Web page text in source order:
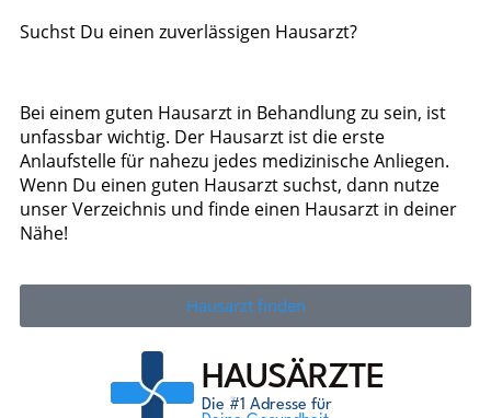
Suchst Du einen zuverlässigen Hausarzt?
Bei einem guten Hausarzt in Behandlung zu sein, ist
unfassbar wichtig. Der Hausarzt ist die erste
Anlaufstelle für nahezu jedes medizinische Anliegen.
Wenn Du einen guten Hausarzt suchst, dann nutze
unser Verzeichnis und finde einen Hausarzt in deiner
Nähe!
Hausarzt finden